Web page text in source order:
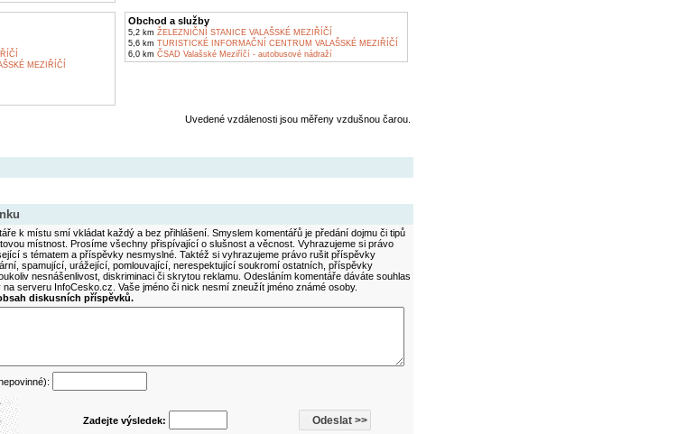
MEZIŘÍČÍ
Obchod a služby
5,2 km ŽELEZNIČNÍ STANICE VALAŠSKÉ MEZIŘÍČÍ
5,6 km TURISTICKÉ INFORMAČNÍ CENTRUM VALAŠSKÉ MEZIŘÍČÍ
6,0 km ČSAD Valašské Meziříčí - autobusové nádraží
Uvedené vzdálenosti jsou měřeny vzdušnou čarou.
k místu smí vkládat každý a bez přihlášení. Smyslem komentářů je předání dojmu či tipů
místnost. Prosíme všechny přispívající o slušnost a věcnost. Vyhrazujeme si právo
s tématem a příspěvky nesmyslné. Taktéž si vyhrazujeme právo rušit příspěvky
spamující, urážející, pomlouvající, nerespektující soukromí ostatních, příspěvky
nesnášenlivost, diskriminaci či skrytou reklamu. Odesláním komentáře dáváte souhlas
serveru InfoCesko.cz. Vaše jméno či nick nesmí zneužít jméno známé osoby.
diskusních příspěvků.
Zadejte výsledek: